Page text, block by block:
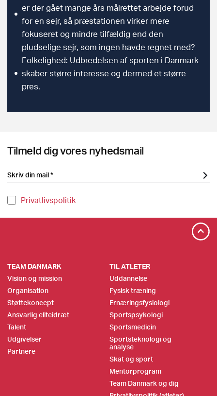
er der gået mange års målrettet arbejde forud
for en sejr, så præstationen virker mere
fokuseret og mindre tilfældig end den
pludselige sejr, som ingen havde regnet med?
Folkelighed: Udbredelsen af sporten i Danmark
skaber større interesse og dermed et større
pres.
Tilmeld dig vores nyhedsmail
Privatlivspolitik
TEAM DANMARK
Vision og mission
Organisation
Støttekoncept
Ansvarlig eliteidræt
Talent
Udgivelser
Partnere
TIL ATLETER
Uddannelse
Fysisk træning
Ernæringsfysiologi
Sportspsykologi
Sportsmedicin
Sportsteknologi og
analyse
Skat og sport
Mentorprogram
Team Danmark og dig